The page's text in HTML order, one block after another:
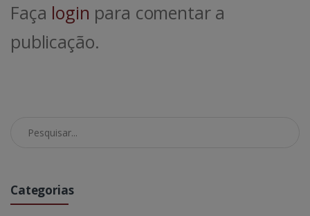
Faça login para comentar a
publicação.
Pesquisar no Blog
Categorias